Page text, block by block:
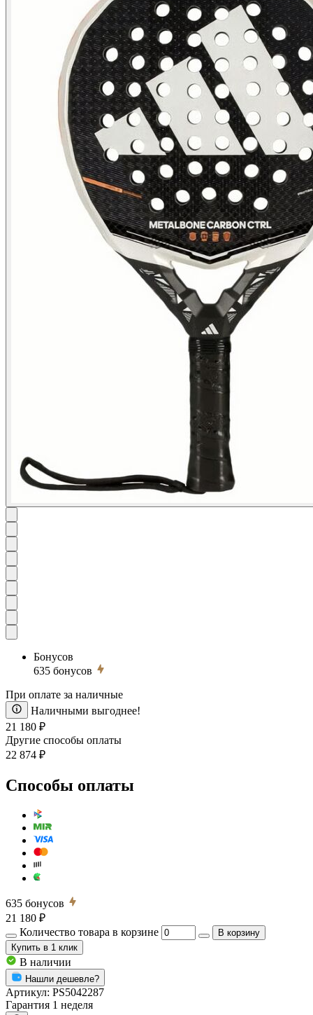
Бонусов
635 бонусов
При оплате за наличные
Наличными выгоднее!
21 180 ₽
Другие способы оплаты
22 874 ₽
Способы оплаты
635 бонусов
21 180 ₽
Количество товара в корзине
В корзину
Купить в 1 клик
В наличии
Нашли дешевле?
Артикул: PS5042287
Гарантия 1 неделя